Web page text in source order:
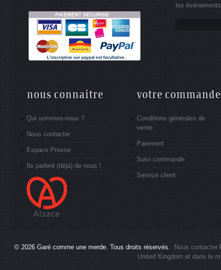
les
nous connaitre
Qui sommes-nous ?
Nous contacter
Espace Presse
Ils parlent (déjà) de nous !
votre commande
Conditions générales de
vente
Paiement
Suivi commande
Service client
© 2026 Garé comme une merde. Tous droits réservés. Nous contacter
United Kingdom et dans le